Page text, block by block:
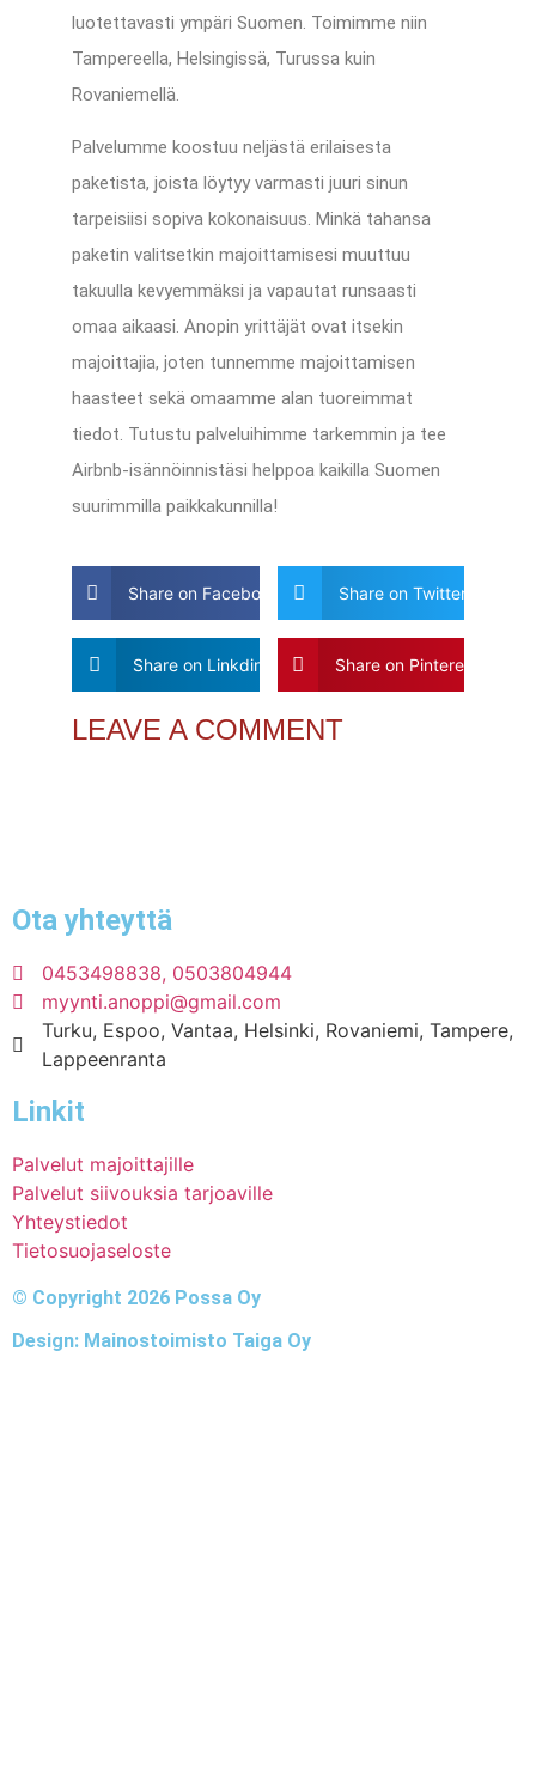
luotettavasti ympäri Suomen. Toimimme niin
Tampereella, Helsingissä, Turussa kuin
Rovaniemellä.
Palvelumme koostuu neljästä erilaisesta
paketista, joista löytyy varmasti juuri sinun
tarpeisiisi sopiva kokonaisuus. Minkä tahansa
paketin valitsetkin majoittamisesi muuttuu
takuulla kevyemmäksi ja vapautat runsaasti
omaa aikaasi. Anopin yrittäjät ovat itsekin
majoittajia, joten tunnemme majoittamisen
haasteet sekä omaamme alan tuoreimmat
tiedot. Tutustu palveluihimme tarkemmin ja tee
Airbnb-isännöinnistäsi helppoa kaikilla Suomen
suurimmilla paikkakunnilla!
Share on Facebook Share on Twitter
Share on Linkdin Share on Pinterest
LEAVE A COMMENT
Ota yhteyttä
0453498838, 0503804944
myynti.anoppi@gmail.com
Turku, Espoo, Vantaa, Helsinki, Rovaniemi, Tampere,
Lappeenranta
Linkit
Palvelut majoittajille
Palvelut siivouksia tarjoaville
Yhteystiedot
Tietosuojaseloste
© Copyright 2026 Possa Oy
Design: Mainostoimisto Taiga Oy